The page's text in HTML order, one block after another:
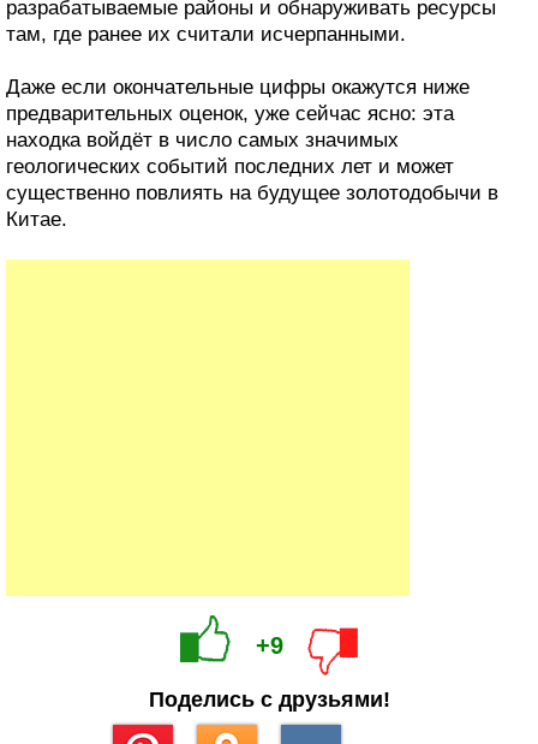
разрабатываемые районы и обнаруживать ресурсы
там, где ранее их считали исчерпанными.
Даже если окончательные цифры окажутся ниже
предварительных оценок, уже сейчас ясно: эта
находка войдёт в число самых значимых
геологических событий последних лет и может
существенно повлиять на будущее золотодобычи в
Китае.
+9
Поделись с друзьями!